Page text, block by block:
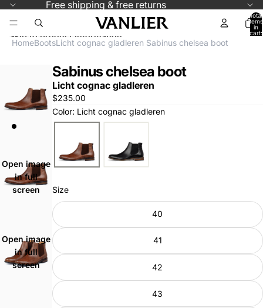
Free shipping & free returns
Total
items
in
cart:
HomeBootsLicht cognac gladleren Sabinus chelsea boot
Skip to product information
Open image
in full
screen
Open image
in full
screen
Sabinus chelsea boot
Licht cognac gladleren
$235.00
Color: Licht cognac gladleren
Size
40
41
42
43